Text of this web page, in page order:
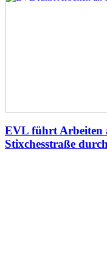
EVL führt Arbeiten
Stixchesstraße durch